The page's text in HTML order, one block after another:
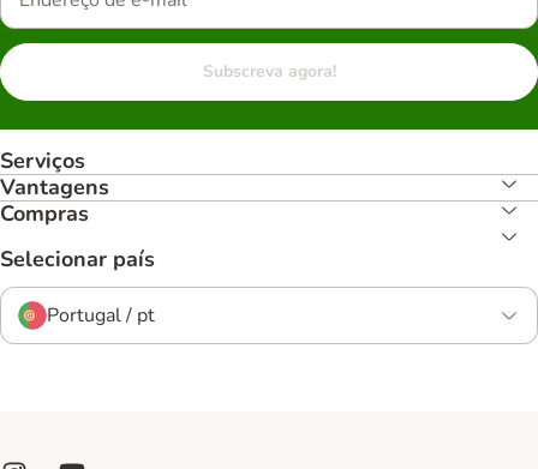
Subscreva agora!
Serviços
Vantagens
Compras
Selecionar país
Portugal / pt